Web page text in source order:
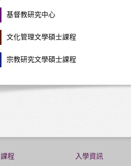
基督教研究中心
文化管理文學碩士課程
宗教研究文學碩士課程
課程 入學資訊